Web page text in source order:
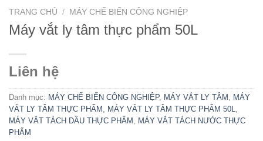
TRANG CHỦ / MÁY CHẾ BIẾN CÔNG NGHIỆP
Máy vắt ly tâm thực phẩm 50L
Liên hệ
Danh mục: MÁY CHẾ BIẾN CÔNG NGHIỆP, MÁY VẮT LY TÂM , MÁY
VẮT LY TÂM THỰC PHẨM , MÁY VẮT LY TÂM THỰC PHẨM 50L,
MÁY VẮT TÁCH DẦU THỰC PHẨM , MÁY VẮT TÁCH NƯỚC THỰC
PHẨM